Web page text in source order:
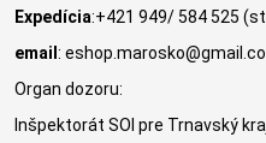
Expedícia:+421 949/ 584 525
email :
Organ dozoru:
Inšpektorát SOI pre Trnavský